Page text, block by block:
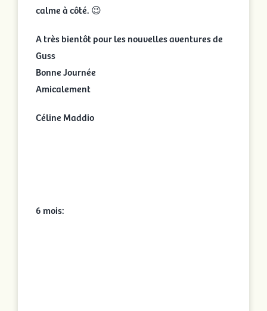
calme à côté. 😉
A très bientôt pour les nouvelles aventures de
Guss
Bonne Journée
Amicalement
Céline Maddio
6 mois: